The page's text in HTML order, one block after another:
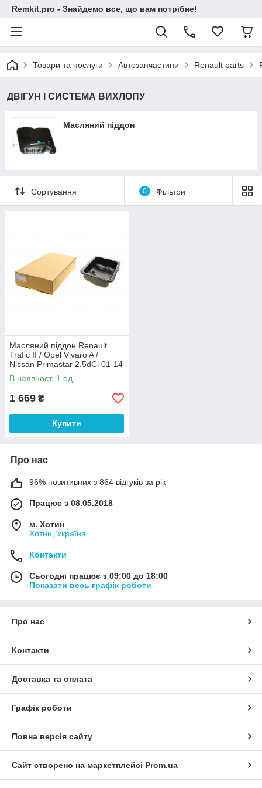
Remkit.pro - Знайдемо все, що вам потрібне!
Товари та послуги Автозапчастини Renault parts
ДВІГУН І СИСТЕМА ВИХЛОПУ
Масляний піддон
Сортування 0 Фільтри
Масляний піддон Renault
Trafic II / Opel Vivaro A /
Nissan Primastar 2.5dCi 01-14
5121005 AUTOTECHTEILE
В наявності 1 од.
1 669 ₴
Купити
Про нас
96% позитивних з 864 відгуків за рік
Працює з 08.05.2018
м. Хотин
Хотин, Україна
Контакти
Сьогодні працює з 09:00 до 18:00
Показати весь графік роботи
Про нас
Контакти
Доставка та оплата
Графік роботи
Повна версія сайту
Сайт створено на маркетплейсі Prom.ua